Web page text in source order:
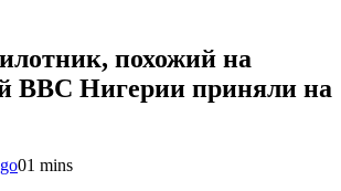
похожий на
ВВС Нигерии приняли на
01 mins